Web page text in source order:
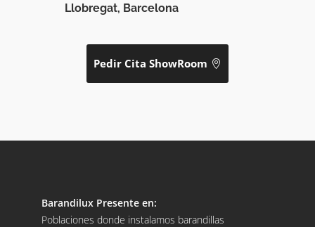
Llobregat, Barcelona
Pedir Cita ShowRoom
Barandilux Presente en:
Poblaciones donde instalamos barandillas